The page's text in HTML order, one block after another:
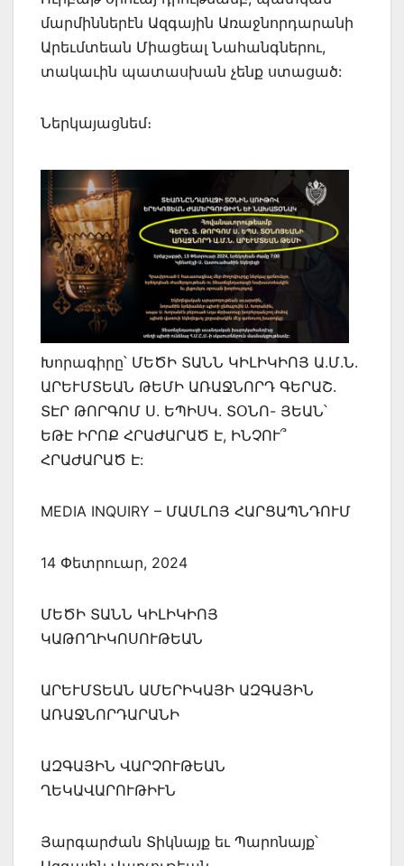
մարմիններէն Ազգային Առաջնորդարանի
Արեւմտեան Միացեալ Նահանգներու,
տակաւին պատասխան չենք ստացած:
Ներկայացնեմ։
Խորագիրը՝ ՄԵԾԻ ՏԱՆՆ ԿԻԼԻԿԻՈՅ Ա.Մ.Ն.
ԱՐԵՒՄՏԵԱՆ ԹԵՄԻ ԱՌԱՋՆՈՐԴ ԳԵՐԱՇ.
ՏԷՐ ԹՈՐԳՈՄ Ս. ԵՊԻՍԿ. ՏՕՆՈ- ՅԵԱՆ՝
ԵԹԷ ԻՐՈՔ ՀՐԱԺԱՐԱԾ Է, ԻՆՉՈՒ՞
ՀՐԱԺԱՐԱԾ Է:
MEDIA INQUIRY – ՄԱՄԼՈՅ ՀԱՐՑԱՊՆԴՈՒՄ
14 Փետրուար, 2024
ՄԵԾԻ ՏԱՆՆ ԿԻԼԻԿԻՈՅ
ԿԱԹՈՂԻԿՈՍՈՒԹԵԱՆ
ԱՐԵՒՄՏԵԱՆ ԱՄԵՐԻԿԱՅԻ ԱԶԳԱՅԻՆ
ԱՌԱՋՆՈՐԴԱՐԱՆԻ
ԱԶԳԱՅԻՆ ՎԱՐՉՈՒԹԵԱՆ
ՂԵԿԱՎԱՐՈՒԹԻՒՆ
Յարգարժան Տիկնայք եւ Պարոնայք՝